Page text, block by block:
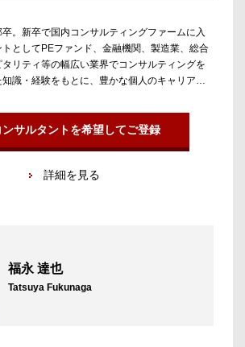
PEファンド
資PEファンド
。新卒で国内コンサルティングファームに入
としてPEファンド、金融機関、製造業、総合
リティ等の幅広い業界でコンサルティングを
識・経験をもとに、豊かな個人のキャリアデ
界、M＆Aアドバイザリー、PEファンドなどを担
コンサル/M＆Aの支援に強みを持つ。
ンサルタントを希望してご登録
詳細を見る
福永 達也
Tatsuya Fukunaga